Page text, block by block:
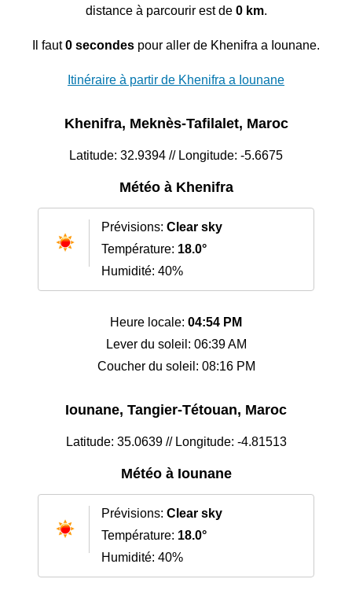
distance à parcourir est de 0 km.
Il faut0 secondes pour aller de Khenifra a Iounane.
Itinéraire à partir de Khenifra a Iounane
Khenifra, Meknès-Tafilalet, Maroc
Latitude: 32.9394 // Longitude: -5.6675
Météo à Khenifra
Prévisions: Clear sky
Température: 18.0°
Humidité: 40%
Heure locale: 04:54 PM
Lever du soleil: 06:39 AM
Coucher du soleil: 08:16 PM
Iounane, Tangier-Tétouan, Maroc
Latitude: 35.0639 // Longitude: -4.81513
Météo à Iounane
Prévisions: Clear sky
Température: 18.0°
Humidité: 40%